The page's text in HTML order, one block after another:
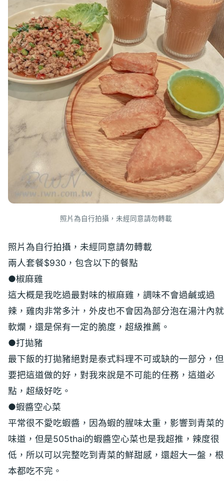
照片為自行拍攝，未經同意請勿轉載
照片為自行拍攝，未經同意請勿轉載
兩人套餐$930，包含以下的餐點
●椒麻雞
這大概是我吃過最對味的椒麻雞，調味不會過鹹或過
辣，雞肉非常多汁，外皮也不會因為部分泡在湯汁內就
軟爛，還是保有一定的脆度，超級推薦。
●打拋豬
最下飯的打拋豬絕對是泰式料理不可或缺的一部分，但
要把這道做的好，對我來說是不可能的任務，這道必
點，超級好吃。
●蝦醬空心菜
平常很不愛吃蝦醬，因為蝦的腥味太重，影響到青菜的
味道，但是505thai的蝦醬空心菜也是我超推，辣度很
低，所以可以完整吃到青菜的鮮甜感，還超大一盤，根
本都吃不完。